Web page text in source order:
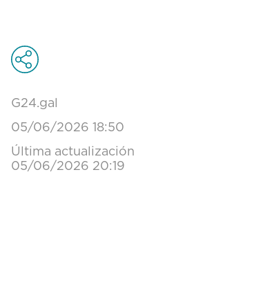
G24.gal
05/06/2026 18:50
Última actualización
05/06/2026 20:19